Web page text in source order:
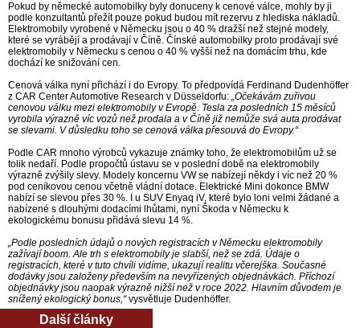
Pokud by německé automobilky byly donuceny k cenové válce, mohly by ji
podle konzultantů přežít pouze pokud budou mít rezervu z hlediska nákladů.
Elektromobily vyrobené v Německu jsou o 40 % dražší než stejné modely,
které se vyrábějí a prodávají v Číně. Čínské automobilky proto prodávají své
elektromobily v Německu s cenou o 40 % vyšší než na domácím trhu, kde
dochází ke snižování cen.
Cenová válka nyní přichází i do Evropy. To předpovídá Ferdinand Dudenhöffer
z CAR Center Automotive Research v Düsseldorfu: „Očekávám zuřivou
cenovou válku mezi elektromobily v Evropě. Tesla za posledních 15 měsíců
vyrobila výrazně víc vozů než prodala a v Číně již nemůže svá auta prodávat
se slevami. V důsledku toho se cenová válka přesouvá do Evropy.“
Podle CAR mnoho výrobců vykazuje známky toho, že elektromobilům už se
tolik nedaří. Podle propočtů ústavu se v poslední době na elektromobily
výrazně zvýšily slevy. Modely koncernu VW se nabízejí někdy i víc než 20 %
pod ceníkovou cenou včetně vládní dotace. Elektrické Mini dokonce BMW
nabízí se slevou přes 30 %. I u SUV Enyaq iV, které bylo loni velmi žádané a
nabízené s dlouhými dodacími lhůtami, nyní Škoda v Německu k
ekologickému bonusu přidává slevu 14 %.
„Podle posledních údajů o nových registracích v Německu elektromobily
zažívají boom. Ale trh s elektromobily je slabší, než se zdá. Údaje o
registracích, které v tuto chvíli vidíme, ukazují realitu včerejška. Současné
dodávky jsou založeny především na nevyřízených objednávkách. Příchozí
objednávky jsou naopak výrazně nižší než v roce 2022. Hlavním důvodem je
snížený ekologický bonus,“vysvětluje Dudenhöffer.
Další články